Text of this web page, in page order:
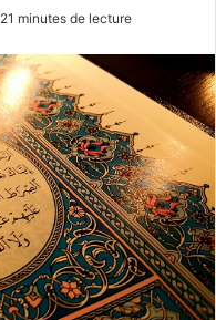
21 minutes de lecture